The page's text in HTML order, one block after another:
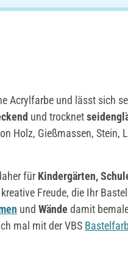
Acrylfarbe und lässt sich
und trocknet
Holz, Gießmassen, Stein,
für Kindergärten,
Freude, die Ihr
und Wände damit
mal mit der VBS